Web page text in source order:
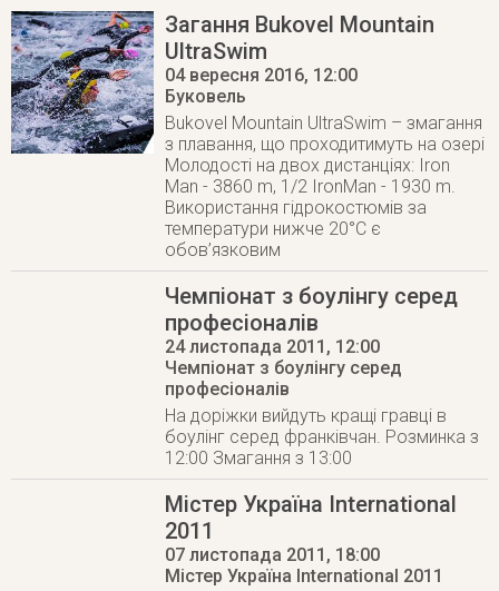
Загання Bukovel Mountain
UltraSwim
04 вересня 2016, 12:00
Буковель
Bukovel Mountain UltraSwim – змагання
з плавання, що проходитимуть на озері
Молодості на двох дистанціях: Iron
Man - 3860 m, 1/2 IronMan - 1930 m.
Використання гідрокостюмів за
температури нижче 20°С є
обов’язковим
Чемпіонат з боулінгу серед
професіоналів
24 листопада 2011 , 12:00
Чемпіонат з боулінгу серед
професіоналів
На доріжки вийдуть кращі гравці в
боулінг серед франківчан. Розминка з
12:00 Змагання з 13:00
Містер Україна International
2011
07 листопада 2011 , 18:00
Містер Україна International 2011